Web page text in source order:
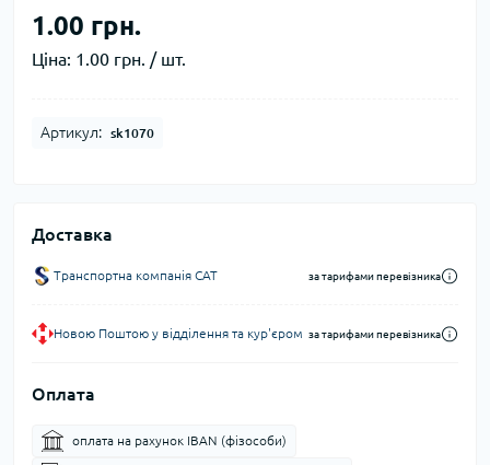
1.00 грн.
Ціна: 1.00 грн. / шт.
Артикул: sk1070
Доставка
Транспортна компанія CAT за тарифами перевізника
Новою Поштою у відділення та кур'єром за тарифами перевізника
Оплата
оплата на рахунок IBAN (фізособи)